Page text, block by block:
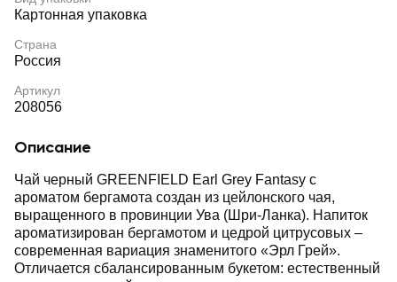
Картонная упаковка
Страна
Россия
Артикул
208056
Описание
Чай черный GREENFIELD Earl Grey Fantasy с
ароматом бергамота создан из цейлонского чая,
выращенного в провинции Ува (Шри-Ланка). Напиток
ароматизирован бергамотом и цедрой цитрусовых –
современная вариация знаменитого «Эрл Грей».
Отличается сбалансированным букетом: естественный